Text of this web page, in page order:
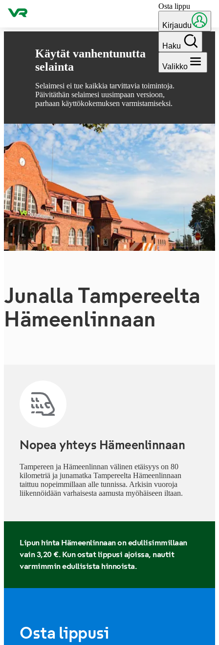
Käytät vanhentunutta
selainta
Selaimesi ei tue kaikkia tarvittavia toimintoja.
Päivitäthän selaimesi uusimpaan versioon,
parhaan käyttökokemuksen varmistamiseksi.
Hyppää sisältöön Osta lippu
Kirjaudu
Haku
Valikko
Junalla Tampereelta
Hä­meen­lin­naan
Nopea yhteys Hämeenlinnaan
Tampereen ja Hämeenlinnan välinen etäisyys on 80
kilometriä ja junamatka Tampereelta Hämeenlinnaan
taittuu nopeimmillaan alle tunnissa. Arkisin vuoroja
liikennöidään varhaisesta aamusta myöhäiseen iltaan.
Lipun hinta Hämeenlinnaan on edullisimmillaan
vain 3,20 €. Kun ostat lippusi ajoissa, nautit
varmimmin edullisista hinnoista.
Osta lippusi